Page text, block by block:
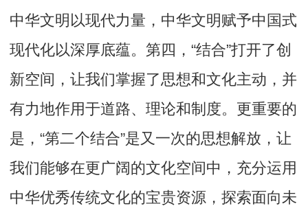
中华文明以现代力量，中华文明赋予中国式
现代化以深厚底蕴。第四，“结合”打开了创
新空间，让我们掌握了思想和文化主动，并
有力地作用于道路、理论和制度。更重要的
是，“第二个结合”是又一次的思想解放，让
我们能够在更广阔的文化空间中，充分运用
中华优秀传统文化的宝贵资源，探索面向未